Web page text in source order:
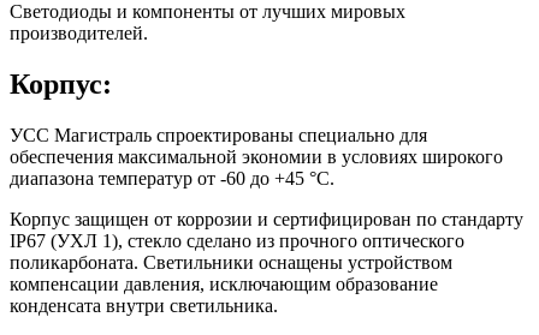
Светодиоды и компоненты от лучших мировых
производителей.
Корпус:
УСС Магистраль спроектированы специально для
обеспечения максимальной экономии в условиях широкого
диапазона температур от -60 до +45 °С.
Корпус защищен от коррозии и сертифицирован по стандарту
IP67 (УХЛ 1), стекло сделано из прочного оптического
поликарбоната. Светильники оснащены устройством
компенсации давления, исключающим образование
конденсата внутри светильника.